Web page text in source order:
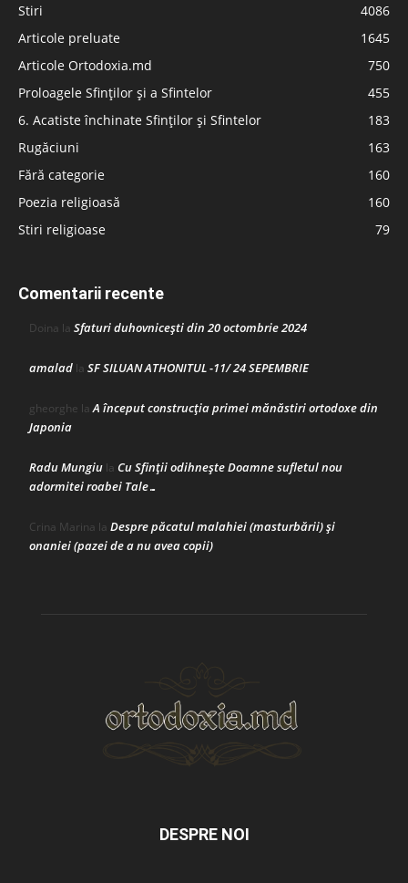
Stiri
4086
Articole preluate
1645
Articole Ortodoxia.md
750
Proloagele Sfinților și a Sfintelor
455
6. Acatiste închinate Sfinților și Sfintelor
183
Rugăciuni
163
Fără categorie
160
Poezia religioasă
160
Stiri religioase
79
Comentarii recente
Doina la Sfaturi duhovnicești din 20 octombrie 2024
amalad la SF SILUAN ATHONITUL -11/ 24 SEPEMBRIE
gheorghe laA început construcţia primei mănăstiri ortodoxe din
Japonia
Radu Mungiu la Cu Sfinții odihnește Doamne sufletul nou
adormitei roabei Tale…
Crina Marina la Despre păcatul malahiei (masturbării) şi
onaniei (pazei de a nu avea copii)
DESPRE NOI